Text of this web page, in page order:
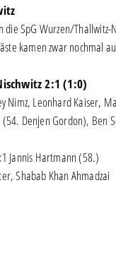
SpG Wurzen/
kamen zwar nochmal
2:1 (1:0)
Leonhard Kaiser,
Denjen Gordon), Ben
Jannis Hartmann (58.)
Shabab Khan Ahmadzai